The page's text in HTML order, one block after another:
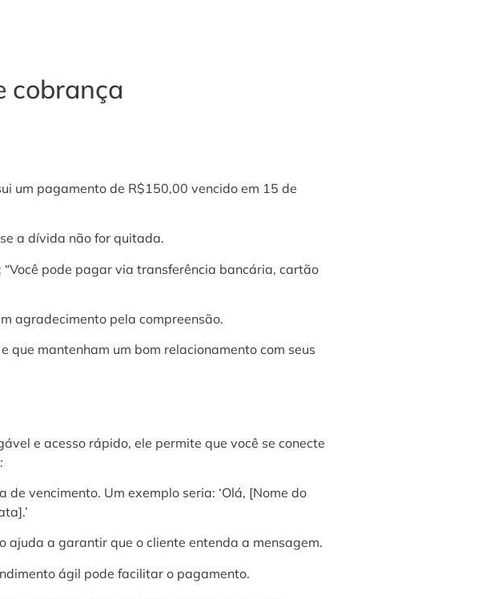
cobrança
um pagamento de R$150,00 vencido em 15 de
a dívida não for quitada.
pode pagar via transferência bancária, cartão
agradecimento pela compreensão.
que mantenham um bom relacionamento com seus
e acesso rápido, ele permite que você se conecte
vencimento. Um exemplo seria: ‘Olá, [Nome do
ajuda a garantir que o cliente entenda a mensagem.
ágil pode facilitar o pagamento.